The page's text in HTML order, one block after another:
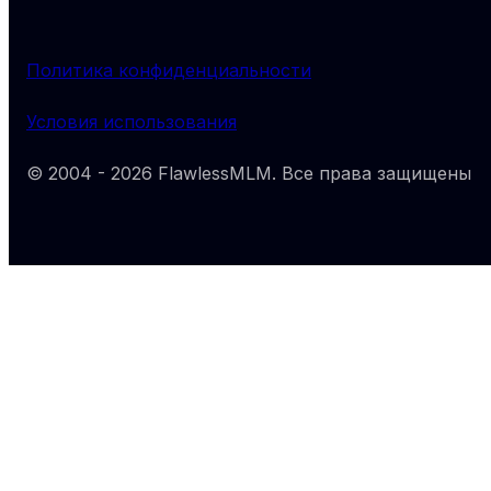
© 2004 - 2026 FlawlessMLM. Все права защищены
Условия использования
Политика конфиденциальности